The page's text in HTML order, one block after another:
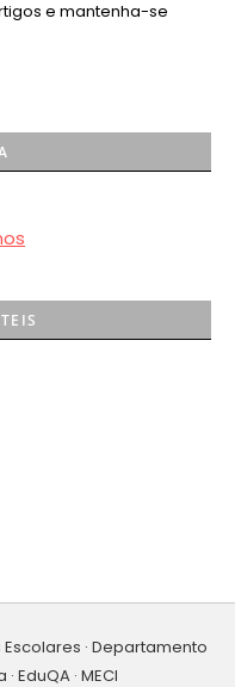
e mantenha-se
· Departamento
EduQA · MECI